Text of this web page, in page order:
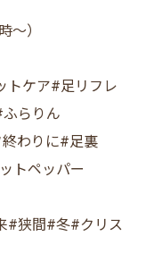
〜）
トケア#足リフレ
らりん
わりに#足裏
トペッパー
#狭間#冬#クリス